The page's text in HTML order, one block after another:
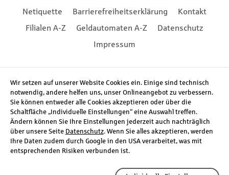
Footernavigation
Netiquette Barrierefreiheitserklärung
Kontakt
Filialen A-Z
Geldautomaten A-Z
Datenschutz
Impressum
Wir setzen auf unserer Website Cookies ein. Einige sind technisch
notwendig, andere helfen uns, unser Onlineangebot zu verbessern.
Sie können entweder alle Cookies akzeptieren oder über die
Schaltfläche „Individuelle Einstellungen“ eine Auswahl treffen.
Ändern können Sie Ihre Einstellungen jederzeit auch nachträglich
über unsere Seite Datenschutz. Wenn Sie alles akzeptieren, werden
Ihre Daten zudem durch Google in den USA verarbeitet, was mit
entsprechenden Risiken verbunden ist.